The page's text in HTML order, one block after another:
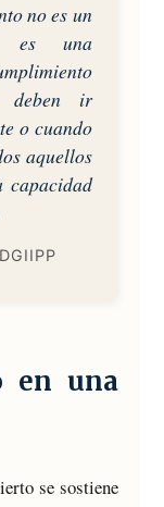
no es un
es una
deben ir
o cuando
aquellos
capacidad
en una
se sostiene